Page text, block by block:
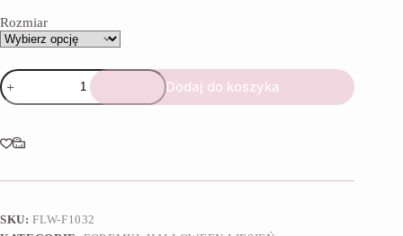
Rozmiar
ilość
Foremka
Dynia
liściem
Dodaj do koszyka
SKU:FLW-F1032